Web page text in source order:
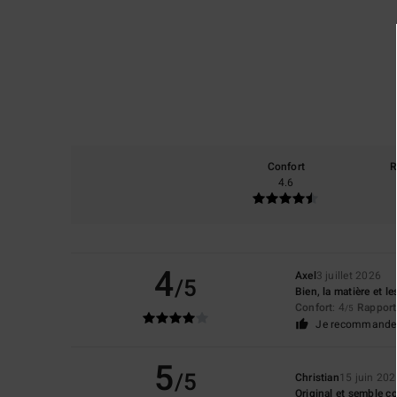
Confort
4.6
4/5 Axel3 juillet 2026
Bien, la matière et
Confort: 4/5
Je recommande
5/5 Christian15 juin 2026
Original et semble